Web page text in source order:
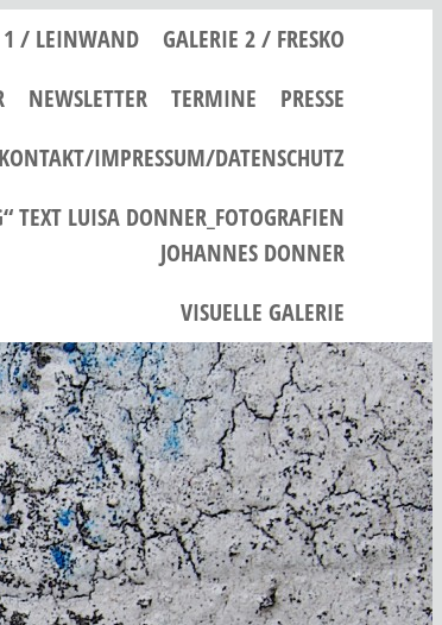
1 / LEINWAND
GALERIE 2 / FRESKO
NEWSLETTER TERMINE
PRESSE
KONTAKT/IMPRESSUM/DATENSCHUTZ
TEXT LUISA DONNER_FOTOGRAFIEN
JOHANNES DONNER
VISUELLE GALERIE